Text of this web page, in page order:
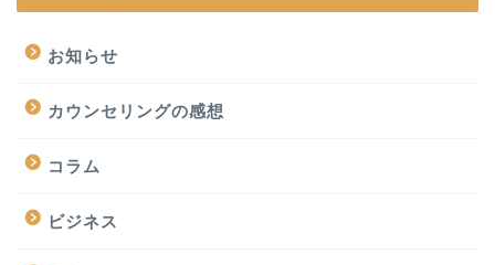
お知らせ
カウンセリングの感想
コラム
ビジネス